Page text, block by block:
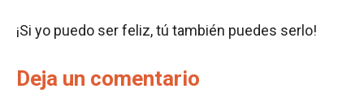
¡Si yo puedo ser feliz, tú también puedes serlo!
Deja un comentario